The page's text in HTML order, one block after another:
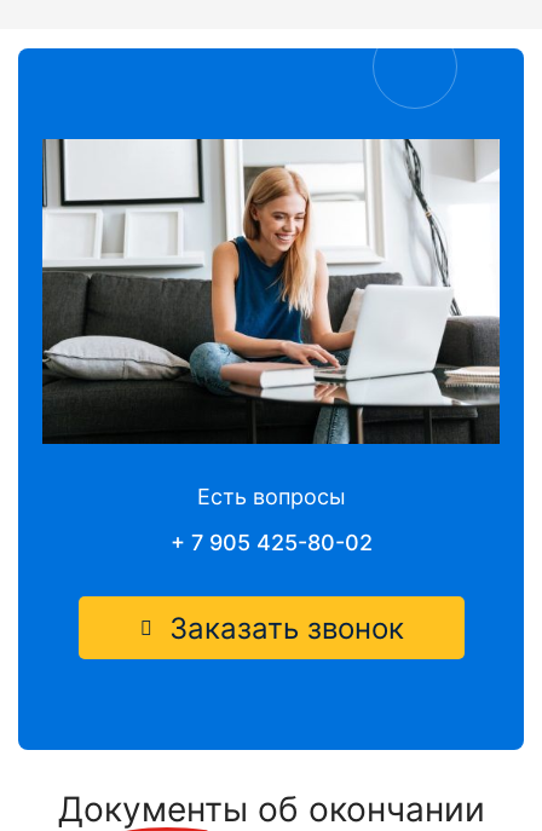
Есть вопросы
+ 7 905 425-80-02
Заказать звонок
Документы об окончании